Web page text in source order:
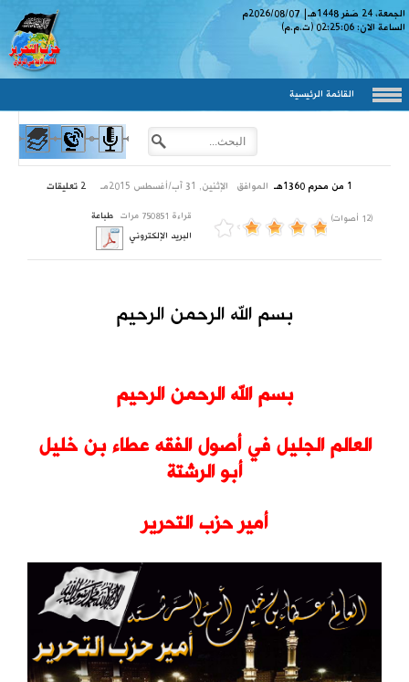
الجمعة، 24 صَفر 1448 هـ |
2026/08/07م
الساعة الان:02:25:07(ت.م.م)
القائمة الرئيسية
1 من محرم 1360هـ الموافق الإثنين, 31 آب/أغسطس 2015مـ 2 تعليقات
قراءة 750851 مرات
طباعة
البريد الإلكتروني
(12 أصوات)
بسم الله الرحمن الرحيم
بسم الله الرحمن الرحيم
العالم الجليل في أصول الفقه عطاء بن خليل
أبو الرشتة
أمير حزب التحرير